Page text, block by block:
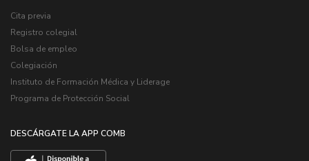
Cita previa
Registro colegial
Bolsa de empleo
Colegiación
Instituto de Formación Médica y Liderage
Programa de Protección Social
DESCÁRGATE LA APP COMB